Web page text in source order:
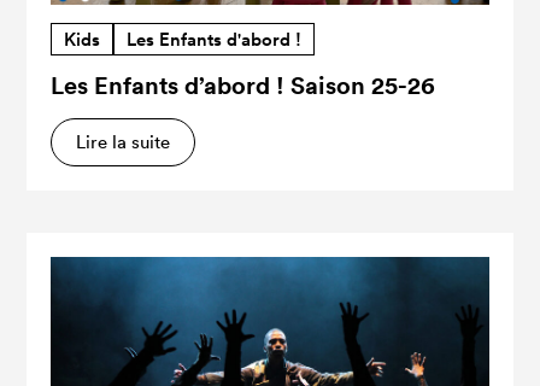
Kids Les Enfants d'abord !
Les Enfants d’abord ! Saison 25-26
Lire la suite